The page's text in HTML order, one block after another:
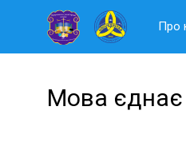
Про
Мова єднає